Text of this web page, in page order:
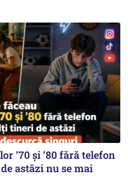
’70 și ’80 fără telefon
astăzi nu se mai